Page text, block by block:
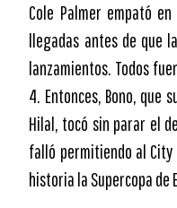
Cole Palmer empató
llegadas antes de que
lanzamientos. Todos
4. Entonces, Bono, que
Hilal, tocó sin parar el
falló permitiendo al
historia la Supercopa de